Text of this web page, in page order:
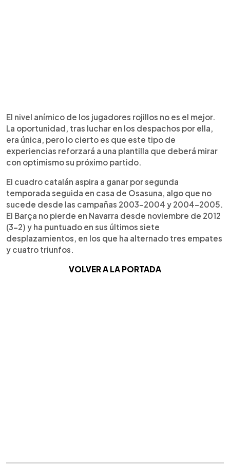
El nivel anímico de los jugadores rojillos no es el mejor.
La oportunidad, tras luchar en los despachos por ella,
era única, pero lo cierto es que este tipo de
experiencias reforzará a una plantilla que deberá mirar
con optimismo su próximo partido.
El cuadro catalán aspira a ganar por segunda
temporada seguida en casa de Osasuna, algo que no
sucede desde las campañas 2003-2004 y 2004-2005.
El Barça no pierde en Navarra desde noviembre de 2012
(3-2) y ha puntuado en sus últimos siete
desplazamientos, en los que ha alternado tres empates
y cuatro triunfos.
VOLVER A LA PORTADA